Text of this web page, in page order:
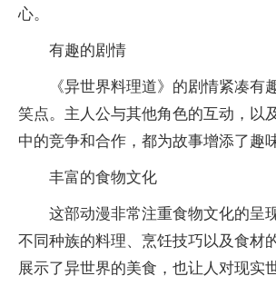
心。
有趣的剧情
《异世界料理道》的剧情紧凑有
笑点。主人公与其他角色的互动，以
中的竞争和合作，都为故事增添了趣
丰富的食物文化
这部动漫非常注重食物文化的呈
不同种族的料理、烹饪技巧以及食材
展示了异世界的美食，也让人对现实